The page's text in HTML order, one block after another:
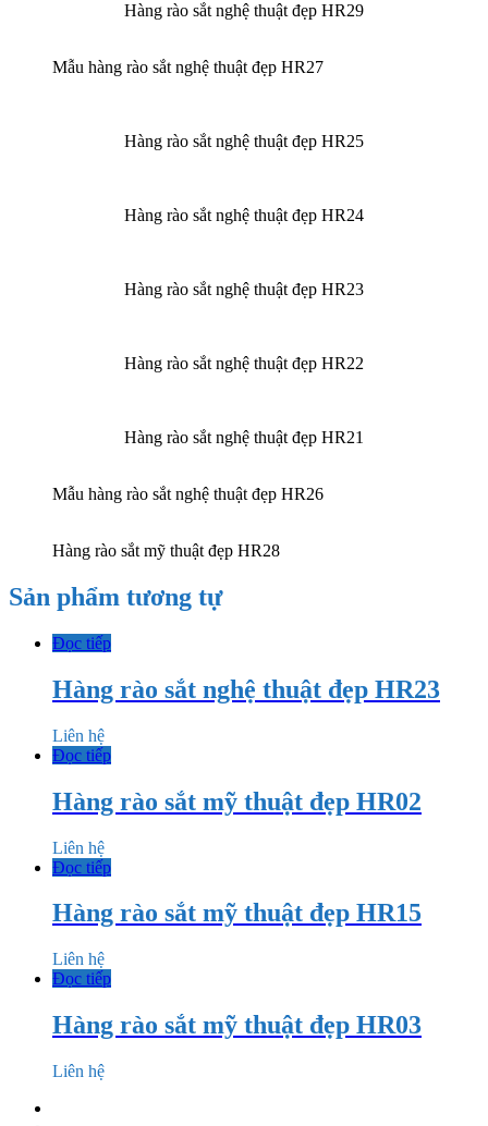
Hàng rào sắt nghệ thuật đẹp HR29
Mẫu hàng rào sắt nghệ thuật đẹp HR27
Hàng rào sắt nghệ thuật đẹp HR25
Hàng rào sắt nghệ thuật đẹp HR24
Hàng rào sắt nghệ thuật đẹp HR23
Hàng rào sắt nghệ thuật đẹp HR22
Hàng rào sắt nghệ thuật đẹp HR21
Mẫu hàng rào sắt nghệ thuật đẹp HR26
Hàng rào sắt mỹ thuật đẹp HR28
Sản phẩm tương tự
Đọc tiếp
Hàng rào sắt nghệ thuật đẹp HR23
Liên hệ
Đọc tiếp
Hàng rào sắt mỹ thuật đẹp HR02
Liên hệ
Đọc tiếp
Hàng rào sắt mỹ thuật đẹp HR15
Liên hệ
Đọc tiếp
Hàng rào sắt mỹ thuật đẹp HR03
Liên hệ